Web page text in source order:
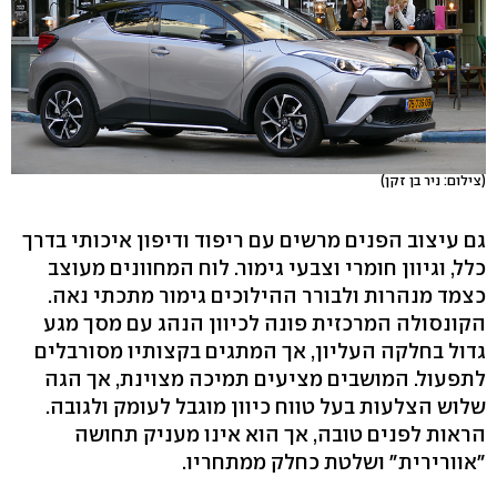
(צילום: ניר בן זקן)
גם עיצוב הפנים מרשים עם ריפוד ודיפון איכותי בדרך
כלל, וגיוון חומרי וצבעי גימור. לוח המחוונים מעוצב
כצמד מנהרות ולבורר ההילוכים גימור מתכתי נאה.
הקונסולה המרכזית פונה לכיוון הנהג עם מסך מגע
גדול בחלקה העליון, אך המתגים בקצותיו מסורבלים
לתפעול. המושבים מציעים תמיכה מצוינת, אך הגה
שלוש הצלעות בעל טווח כיוון מוגבל לעומק ולגובה.
הראות לפנים טובה, אך הוא אינו מעניק תחושה
"אוורירית" ושלטת כחלק ממתחריו.